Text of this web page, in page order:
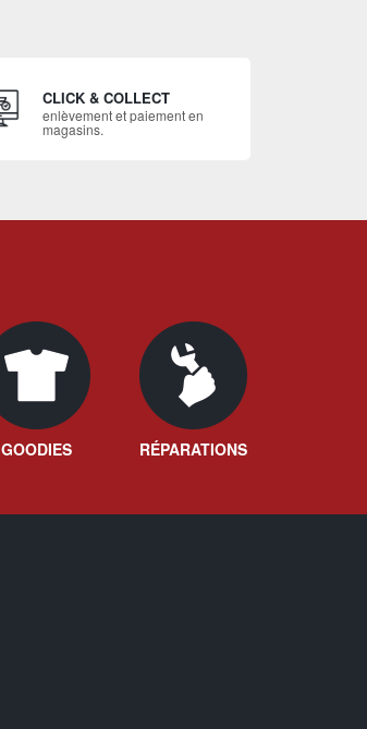
CLICK & COLLECT
enlèvement et paiement en
magasins.
GOODIES RÉPARATIONS